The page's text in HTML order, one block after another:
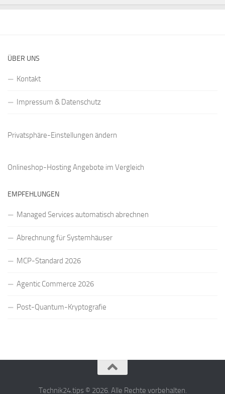
ÜBER UNS
Kontakt
Impressum & Datenschutz
Privatsphäre-Einstellungen ändern
Onlineshop-Hosting Angebote im Vergleich
EMPFEHLUNGEN
Managed Services automatisch abrechnen
Abrechnung für Systemhäuser
MCP-Standard 2026
Agentic Commerce 2026
Post-Quantum-Kryptografie
Technik24.tips © 2026. Alle Rechte vorbehalten.